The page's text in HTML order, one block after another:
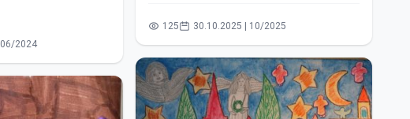
09.06.2026 | 06/2024
125 30.10.2025 | 10/2025